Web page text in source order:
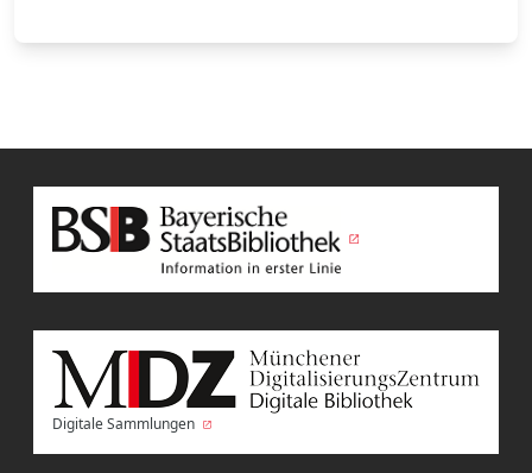
Digitale Sammlungen